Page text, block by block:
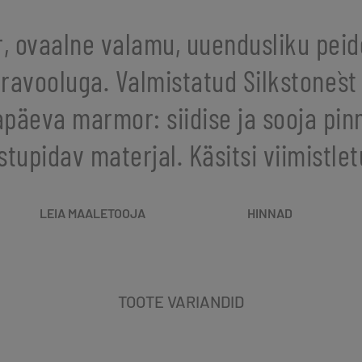
ovaalne valamu, uuendusliku
Valmistatud Silkstone`st
marmor: siidise ja sooja
materjal. Käsitsi
LEIA MAALETOOJA HINNAD
TOOTE VARIANDID